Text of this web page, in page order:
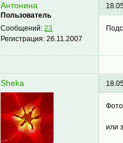
Антонина
Пользователь
Сообщений:23
Регистрация:26.11.2007
Sheka
или